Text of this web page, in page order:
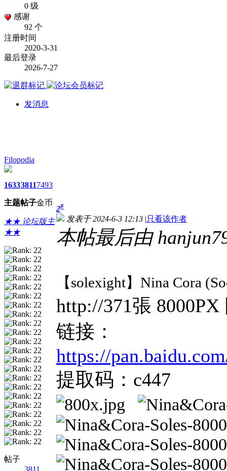
0 级
感谢
92 个
注册时间
2020-3-31
最后登录
2026-7-27
发消息
Filopodia
1633
主题
3811
帖子
7493
金币
★★ 论坛版主
★★
帖子
3811
2#
发表于 2024-6-3 12:13 |只看该作者
本帖最后由
【solexight】Nina Cora
http://371張
链接：
https://
提取码：c447